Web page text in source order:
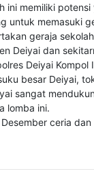
ini memiliki
untuk memasuki
geraja
Deiyai dan
Deiyai
besar Deiyai,
sangat
lomba ini.
ceria